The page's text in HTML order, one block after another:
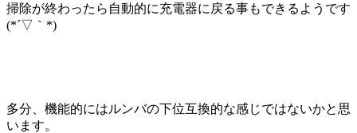
掃除が終わったら自動的に充電器に戻る事もできるようです
(*´▽｀*)
多分、機能的にはルンバの下位互換的な感じではないかと思
います。